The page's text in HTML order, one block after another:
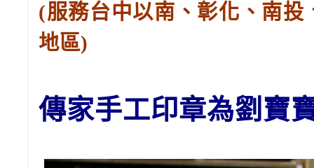
(服務台中以南、彰化、南
地區)
傳家手工印章為劉 寶